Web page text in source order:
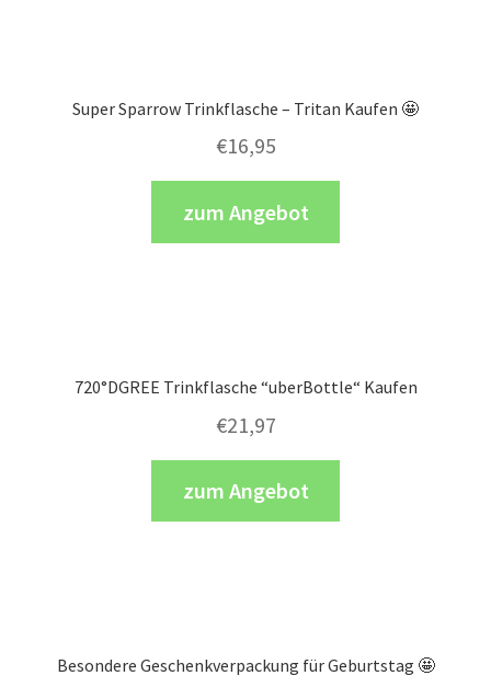
Super Sparrow Trinkflasche – Tritan Kaufen 🤩
€16,95
zum Angebot
720°DGREE Trinkflasche “uberBottle“ Kaufen
€21,97
zum Angebot
Besondere Geschenkverpackung für Geburtstag 🤩